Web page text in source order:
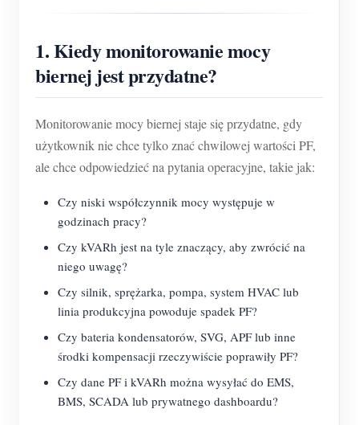
1. Kiedy monitorowanie mocy
biernej jest przydatne?
Monitorowanie mocy biernej staje się przydatne, gdy
użytkownik nie chce tylko znać chwilowej wartości PF,
ale chce odpowiedzieć na pytania operacyjne, takie jak:
Czy niski współczynnik mocy występuje w
godzinach pracy?
Czy kVARh jest na tyle znaczący, aby zwrócić na
niego uwagę?
Czy silnik, sprężarka, pompa, system HVAC lub
linia produkcyjna powoduje spadek PF?
Czy bateria kondensatorów, SVG, APF lub inne
środki kompensacji rzeczywiście poprawiły PF?
Czy dane PF i kVARh można wysyłać do EMS,
BMS, SCADA lub prywatnego dashboardu?